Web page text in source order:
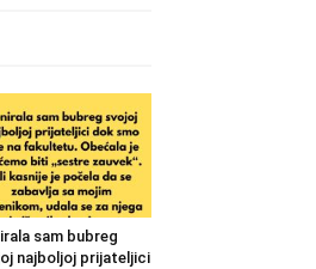
sam bubreg
najboljoj prijateljici